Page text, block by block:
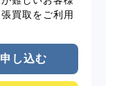
買取をご利用
し込む